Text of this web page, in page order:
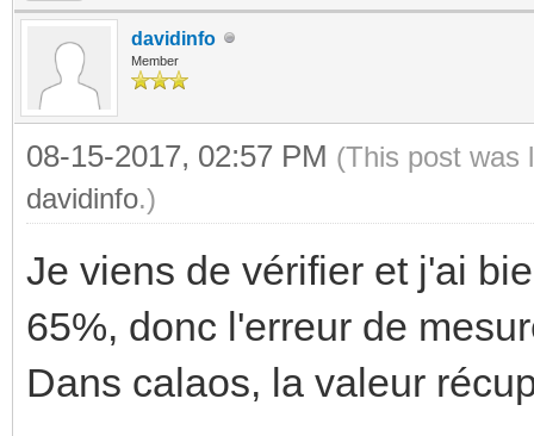
davidinfo
Member
08-15-2017, 02:57 PM (This post was
davidinfo.)
Je viens de vérifier et j'ai
65%, donc l'erreur de
Dans calaos, la valeur